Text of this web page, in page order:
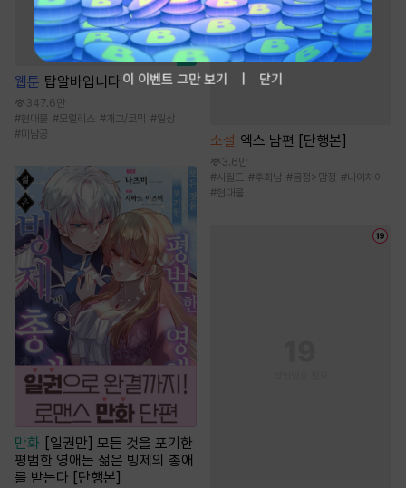
웹툰 탑알바입니다
347.6만
#현대물 #모럴리스 # 개그/코믹 #일상
#미남공
만화
[일권만] 모든 것을 포기한
평범한 영애는 젊은 빙제의 총애
를 받는다 [단행본]
소설 엑스 남편 [단행본]
3.6만
#시월드 #후회남 #몸정>맘정 #나이차이
#현대물
이 이벤트 그만 보기 닫기